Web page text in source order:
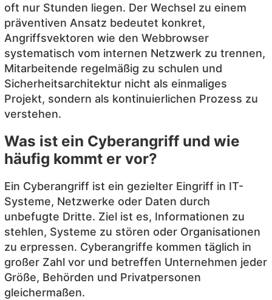
oft nur Stunden liegen. Der Wechsel zu einem
präventiven Ansatz bedeutet konkret,
Angriffsvektoren wie den Webbrowser
systematisch vom internen Netzwerk zu trennen,
Mitarbeitende regelmäßig zu schulen und
Sicherheitsarchitektur nicht als einmaliges
Projekt, sondern als kontinuierlichen Prozess zu
verstehen.
Was ist ein Cyberangriff und wie
häufig kommt er vor?
Ein Cyberangriff ist ein gezielter Eingriff in IT-
Systeme, Netzwerke oder Daten durch
unbefugte Dritte. Ziel ist es, Informationen zu
stehlen, Systeme zu stören oder Organisationen
zu erpressen. Cyberangriffe kommen täglich in
großer Zahl vor und betreffen Unternehmen jeder
Größe, Behörden und Privatpersonen
gleichermaßen.